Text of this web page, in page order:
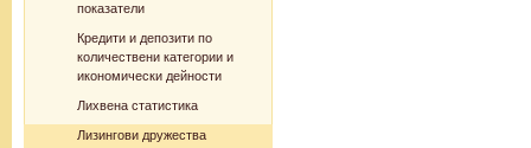
показатели
Кредити и депозити по
количествени категории и
икономически дейности
Лихвена статистика
Лизингови дружества